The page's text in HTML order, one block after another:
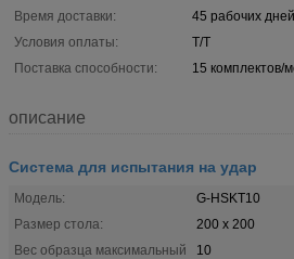
Время доставки:
45 рабочих дней
Условия оплаты:
T/T
Поставка способности:
15 комплектов/
описание
Система для испытания на удар
Модель:
G-HSKT10
Размер стола:
200 x 200
Вес образца максимальный
10